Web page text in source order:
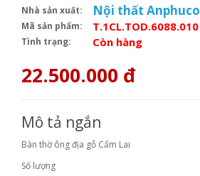
Nhà sản xuất: Nội thất Anphuco
Mã sản phẩm: T.1CL.TOD.6088.010
Tình trạng: Còn hàng
22.500.000 đ
Mô tả ngắn
Bàn thờ ông địa gỗ Cẩm Lai
Số lượng